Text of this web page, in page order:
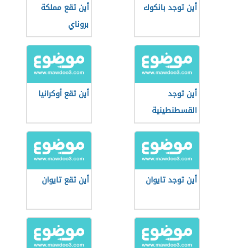
أين توجد بانكوك
أين تقع مملكة
بروناي
أين توجد
القسطنطينية
أين تقع أوكرانيا
أين توجد تايوان أين تقع تايوان